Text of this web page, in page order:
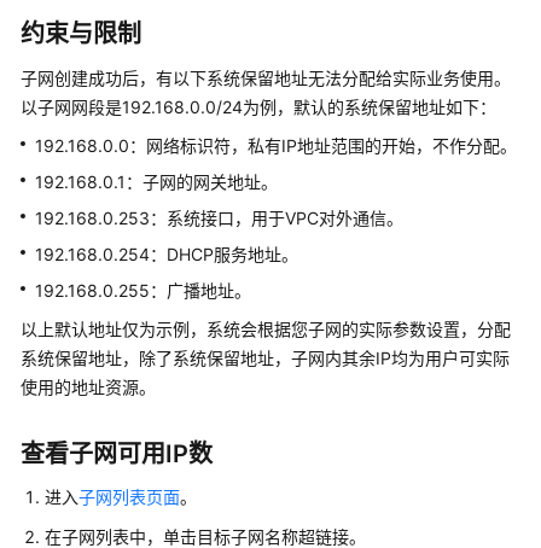
入
门
用
指
南
过
IAM
授
使
用
的
限
约束与限制
子网创建成功后，有以下系统保留地址无法分配给实际业务使用。
以子网网段是192.168.0.0/24为例，默认的系统保留地址如下：
192.168.0.0：网络标识符，私有IP地址范围的开始，不作分配。
192.168.0.1：子网的网关地址。
192.168.0.253：系统接口，用于VPC对外通信。
192.168.0.254：DHCP服务地址。
192.168.0.255：广播地址。
以上默认地址仅为示例，系统会根据您子网的实际参数设置，分配
系统保留地址，除了系统保留地址，子网内其余IP均为用户可实际
使用的地址资源。
查看子网可用IP数
进入子网列表页面。
在子网列表中，单击目标子网名称超链接。